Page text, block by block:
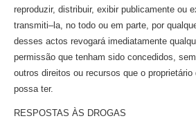
reproduzir, distribuir, exibir publicamente ou
transmiti–la, no todo ou em parte, por
desses actos revogará imediatamente
permissão que tenham sido concedidos,
outros direitos ou recursos que o
possa ter.
RESPOSTAS ÀS DROGAS